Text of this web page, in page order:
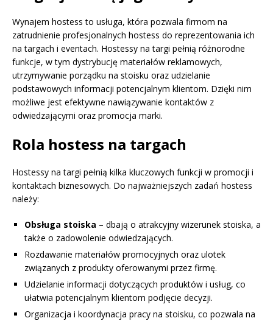
Wynajem hostess to usługa, która pozwala firmom na
zatrudnienie profesjonalnych hostess do reprezentowania ich
na targach i eventach. Hostessy na targi pełnią różnorodne
funkcje, w tym dystrybucję materiałów reklamowych,
utrzymywanie porządku na stoisku oraz udzielanie
podstawowych informacji potencjalnym klientom. Dzięki nim
możliwe jest efektywne nawiązywanie kontaktów z
odwiedzającymi oraz promocja marki.
Rola hostess na targach
Hostessy na targi pełnią kilka kluczowych funkcji w promocji i
kontaktach biznesowych. Do najważniejszych zadań hostess
należy:
Obsługa stoiska – dbają o atrakcyjny wizerunek stoiska, a
także o zadowolenie odwiedzających.
Rozdawanie materiałów promocyjnych oraz ulotek
związanych z produkty oferowanymi przez firmę.
Udzielanie informacji dotyczących produktów i usług, co
ułatwia potencjalnym klientom podjęcie decyzji.
Organizacja i koordynacja pracy na stoisku, co pozwala na